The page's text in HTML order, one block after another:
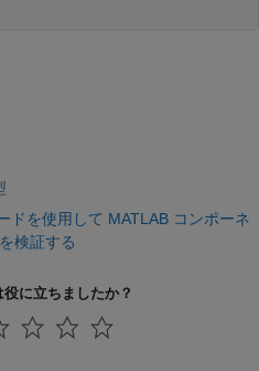
ドを使用して MATLAB コンポーネ
検証する
に立ちましたか？